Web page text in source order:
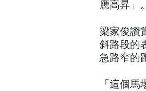
應高昇」
梁家俊讚
斜路段的
急路窄的
「這個